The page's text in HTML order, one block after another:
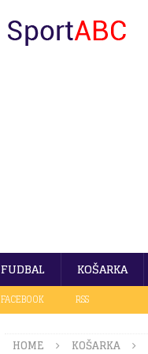
FUDBAL KOŠARKA
FACEBOOK RSS
HOME KOŠARKA